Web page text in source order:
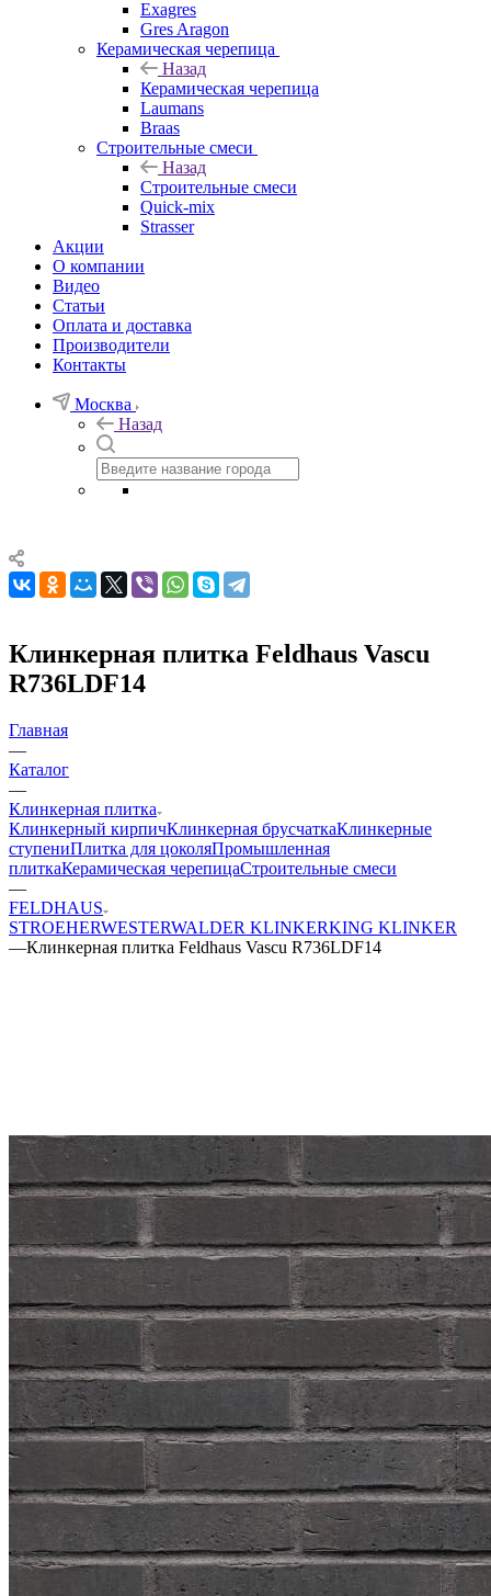
Exagres
Gres Aragon
Керамическая черепица
Назад
Керамическая черепица
Laumans
Braas
Строительные смеси
Назад
Строительные смеси
Quick-mix
Strasser
Акции
О компании
Видео
Статьи
Оплата и доставка
Производители
Контакты
Москва
Назад
Клинкерная плитка Feldhaus Vascu
R736LDF14
Главная
—
Каталог
—
Клинкерная плитка
Клинкерный кирпичКлинкерная брусчаткаКлинкерные
ступениПлитка для цоколяПромышленная
плиткаКерамическая черепицаСтроительные смеси
—
FELDHAUS
STROEHERWESTERWALDER KLINKERKING KLINKER
—Клинкерная плитка Feldhaus Vascu R736LDF14